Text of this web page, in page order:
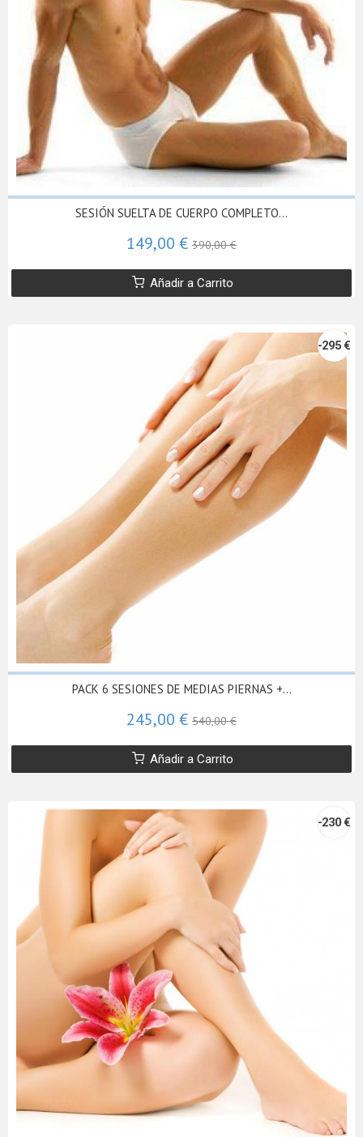
SESIÓN SUELTA DE CUERPO COMPLETO...
149,00 € 390,00 €
Añadir a Carrito
-295 €
PACK 6 SESIONES DE MEDIAS PIERNAS +...
245,00 € 540,00 €
Añadir a Carrito
-230 €